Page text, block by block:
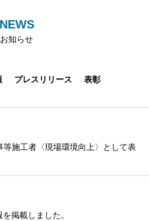
NEWS
お知らせ
プレスリリース 表彰
施工者〈現場環境向上〉として表
掲載しました。